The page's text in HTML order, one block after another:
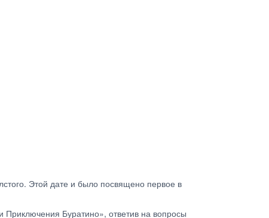
Этой дате и было посвящено первое в
Приключения Буратино», ответив на вопросы